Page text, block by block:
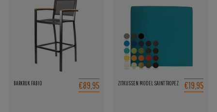
BARKRUK FABIO €89,95 ZITKUSSEN MODEL SAINT TROPEZ €19,95